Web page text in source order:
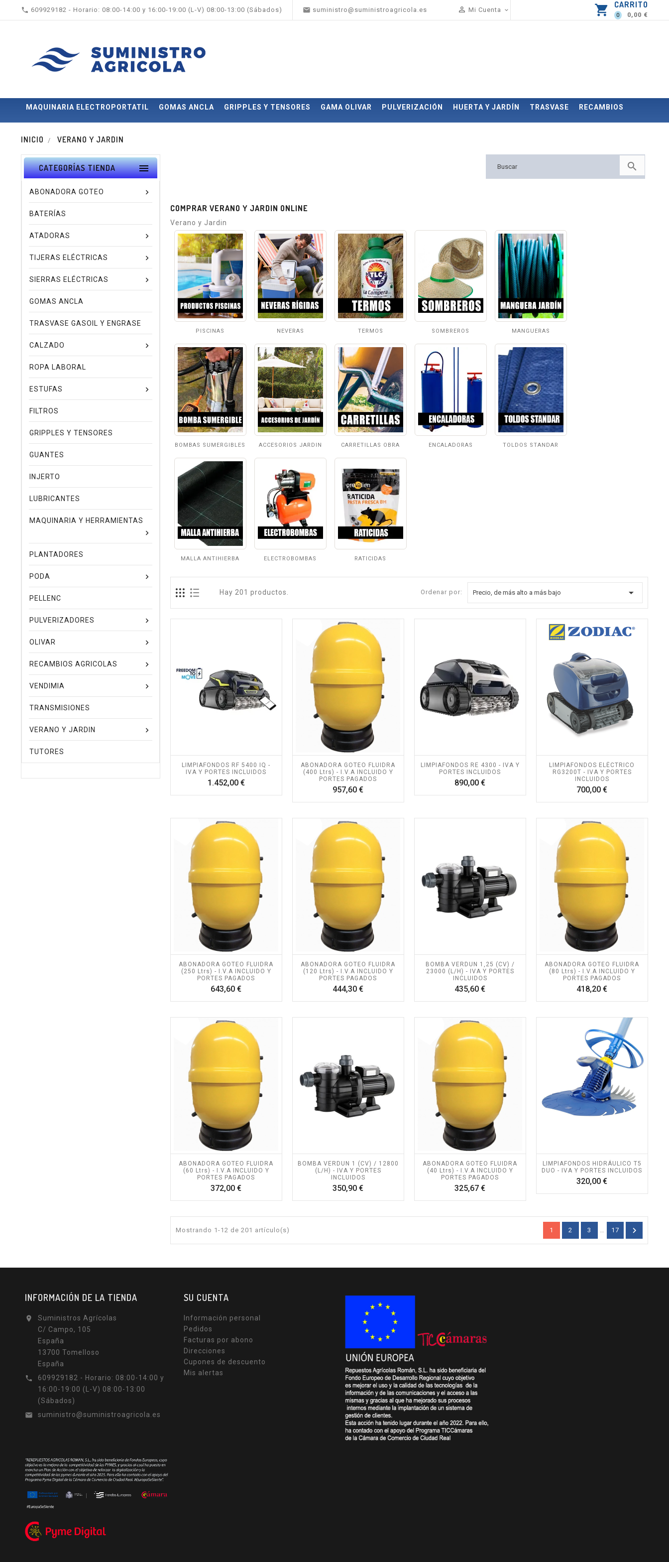
 609929182 - Horario: 08:00-14:00 y 16:00-19:00 (L-V) 08:00-13:00 (Sábados)  suministro@suministroagricola.es  Mi Cuenta  shopping_cart CARRITO
0 0,00 €
MAQUINARIA ELECTROPORTATIL GOMAS ANCLA GRIPPLES Y TENSORES GAMA OLIVAR PULVERIZACIÓN HUERTA Y JARDÍN TRASVASE RECAMBIOS
INICIO VERANO Y JARDIN
CATEGORÍAS TIENDA 
ABONADORA GOTEO
BATERÍAS
ATADORAS
TIJERAS ELÉCTRICAS
SIERRAS ELÉCTRICAS
GOMAS ANCLA
TRASVASE GASOIL Y ENGRASE
CALZADO
ROPA LABORAL
ESTUFAS
FILTROS
GRIPPLES Y TENSORES
GUANTES
INJERTO
LUBRICANTES
MAQUINARIA Y HERRAMIENTAS
PLANTADORES
PODA
PELLENC
PULVERIZADORES
OLIVAR
RECAMBIOS AGRICOLAS
VENDIMIA
TRANSMISIONES
VERANO Y JARDIN
TUTORES

COMPRAR VERANO Y JARDIN ONLINE
Verano y Jardin
PISCINAS NEVERAS TERMOS SOMBREROS MANGUERAS
BOMBAS SUMERGIBLES ACCESORIOS JARDIN CARRETILLAS OBRA ENCALADORAS TOLDOS STANDAR
MALLA ANTIHIERBA ELECTROBOMBAS RATICIDAS
Hay 201 productos. Ordenar por: Precio, de más alto a más bajo 
LIMPIAFONDOS RF 5400 IQ -
IVA Y PORTES INCLUIDOS
1.452,00 €Precio
ABONADORA GOTEO FLUIDRA
(400 Ltrs) - I.V.A INCLUIDO Y
PORTES PAGADOS
957,60 €Precio
LIMPIAFONDOS RE 4300 - IVA Y
PORTES INCLUIDOS
890,00 €Precio
LIMPIAFONDOS ELÉCTRICO
RG3200T - IVA Y PORTES
INCLUIDOS
700,00 €Precio
ABONADORA GOTEO FLUIDRA
(250 Ltrs) - I.V.A INCLUIDO Y
PORTES PAGADOS
643,60 €Precio
ABONADORA GOTEO FLUIDRA
(120 Ltrs) - I.V.A INCLUIDO Y
PORTES PAGADOS
444,30 €Precio
BOMBA VERDUN 1,25 (CV) /
23000 (L/H) - IVA Y PORTES
INCLUIDOS
435,60 €Precio
ABONADORA GOTEO FLUIDRA
(80 Ltrs) - I.V.A INCLUIDO Y
PORTES PAGADOS
418,20 €Precio
ABONADORA GOTEO FLUIDRA
(60 Ltrs) - I.V.A INCLUIDO Y
PORTES PAGADOS
372,00 €Precio
BOMBA VERDUN 1 (CV) / 12800
(L/H) - IVA Y PORTES
INCLUIDOS
350,90 €Precio
ABONADORA GOTEO FLUIDRA
(40 Ltrs) - I.V.A INCLUIDO Y
PORTES PAGADOS
325,67 €Precio
LIMPIAFONDOS HIDRÁULICO T5
DUO - IVA Y PORTES INCLUIDOS
320,00 €Precio
Mostrando 1-12 de 201 artículo(s) 1 2 3 17 
INFORMACIÓN DE LA TIENDA

Suministros Agrícolas
C/ Campo, 105
España
13700 Tomelloso
España

609929182 - Horario: 08:00-14:00 y
16:00-19:00 (L-V) 08:00-13:00
(Sábados)

suministro@suministroagricola.es
SU CUENTA
Información personal
Pedidos
Facturas por abono
Direcciones
Cupones de descuento
Mis alertas